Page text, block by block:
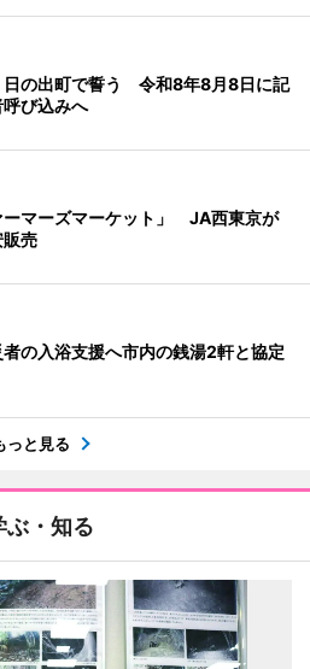
日の出町で誓う 令和8年8月8日に記
び込みへ
ーマーズマーケット」 JA西東京が
売
の入浴支援へ市内の銭湯2軒と協定
っと見る
ぶ・知る